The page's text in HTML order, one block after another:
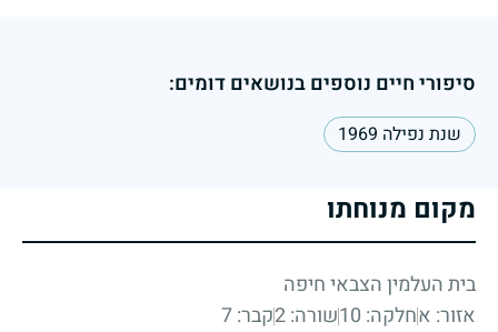
סיפורי חיים נוספים בנושאים דומים:
שנת נפילה 1969
מקום מנוחתו
בית העלמין הצבאי חיפה
אזור: אחלקה: 10 שורה: 2 קבר: 7